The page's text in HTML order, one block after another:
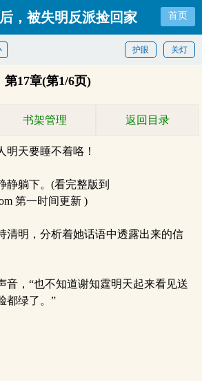
，被失明反派捡回家 首页
关灯
护眼
第17章(第1/6页)
书架管理 返回目录
天要睡不着咯！
躺下。(看完整版到
第一时间更新 )
明，分析着她话语中透露出来的信
，“也不知道谢知霆明天起来看见送
都绿了。”